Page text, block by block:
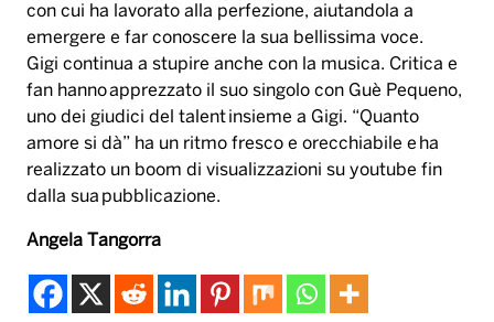
con cui ha lavorato alla perfezione, aiutandola a
emergere e far conoscere la sua bellissima voce.
Gigi continua a stupire anche con la musica. Critica e
fan hanno apprezzato il suo singolo con Guè Pequeno,
uno dei giudici del talent insieme a Gigi. “Quanto
amore si dà” ha un ritmo fresco e orecchiabile e ha
realizzato un boom di visualizzazioni su youtube fin
dalla sua pubblicazione.
Angela Tangorra